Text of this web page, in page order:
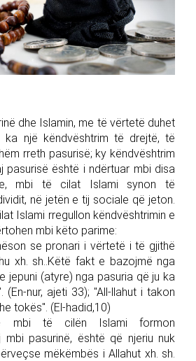
dhe Islamin, me të vërtetë duhet
një këndvështrim të drejtë, të
rreth pasurisë; ky këndvështrim
pasurisë është i ndërtuar mbi disa
mbi të cilat Islami synon të
në jetën e tij sociale që jeton.
Islami rregullon këndvështrimin e
mbi këto parime:
se pronari i vërtetë i të gjithë
xh. sh..Këtë fakt e bazojmë nga
jepuni (atyre) nga pasuria që ju ka
(En-nur, ajeti 33); "All-llahut i takon
tokës". (El-hadid,10)
të cilën Islami formon
mbi pasurinë, është që njeriu nuk
mëkëmbës i Allahut xh. sh.